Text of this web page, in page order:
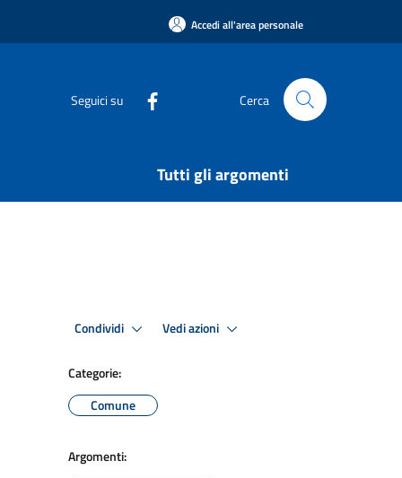
Accedi all'area personale
Seguici su Cerca
Tutti gli argomenti
Condividi Vedi azioni
Categorie:
Comune
Argomenti: